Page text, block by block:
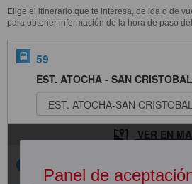
Elige el itinerario que te interesa, de ida o de
para obtener información de la hora de paso